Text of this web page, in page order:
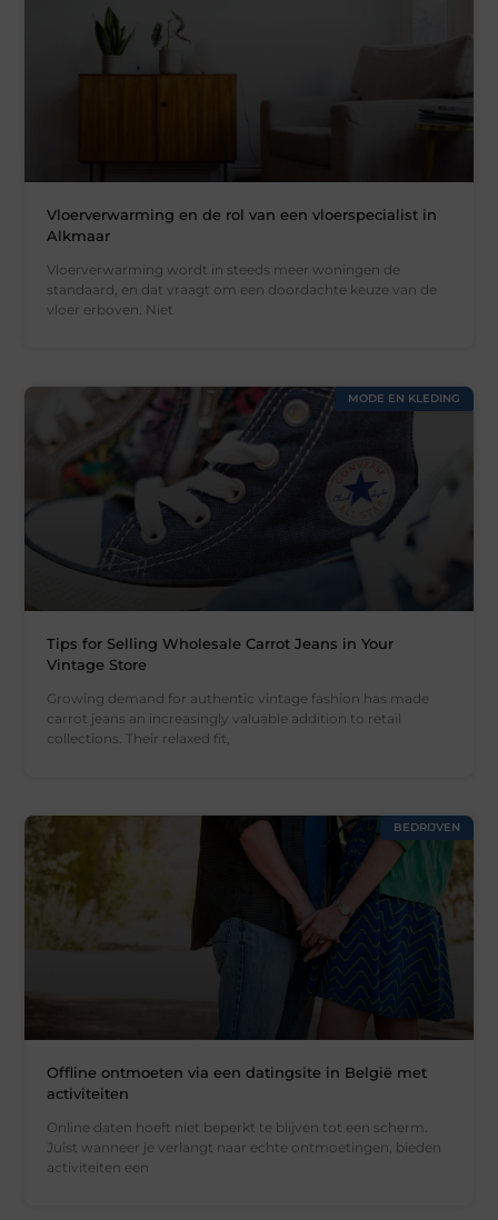
Vloerverwarming en de rol van een vloerspecialist in
Alkmaar
Vloerverwarming wordt in steeds meer woningen de
standaard, en dat vraagt om een doordachte keuze van de
vloer erboven. Niet
MODE EN KLEDING
Tips for Selling Wholesale Carrot Jeans in Your
Vintage Store
Growing demand for authentic vintage fashion has made
carrot jeans an increasingly valuable addition to retail
collections. Their relaxed fit,
BEDRIJVEN
Offline ontmoeten via een datingsite in België met
activiteiten
Online daten hoeft niet beperkt te blijven tot een scherm.
Juist wanneer je verlangt naar echte ontmoetingen, bieden
activiteiten een